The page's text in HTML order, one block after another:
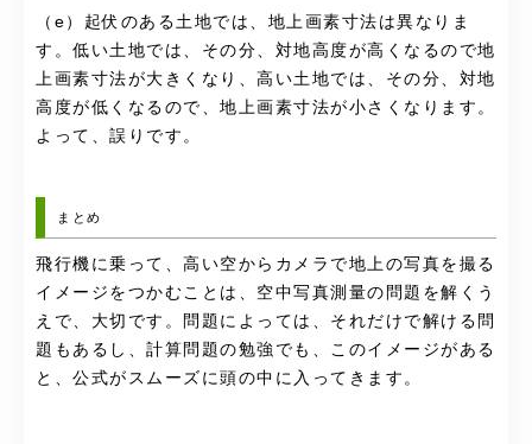
（e）起伏のある土地では、地上画素寸法は異なりま
す。低い土地では、その分、対地高度が高くなるので地
上画素寸法が大きくなり、高い土地では、その分、対地
高度が低くなるので、地上画素寸法が小さくなります。
よって、誤りです。
まとめ
飛行機に乗って、高い空からカメラで地上の写真を撮る
イメージをつかむことは、空中写真測量の問題を解くう
えで、大切です。問題によっては、それだけで解ける問
題もあるし、計算問題の勉強でも、このイメージがある
と、公式がスムーズに頭の中に入ってきます。